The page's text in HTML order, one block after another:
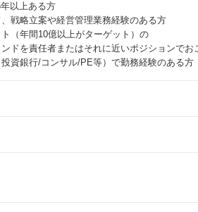
以上ある方
戦略立案や経営管理業務経験のある方
（年間10億以上がターゲット）の
ドを責任者またはそれに近いポジションでお
資銀行/コンサル/PE等）で勤務経験のある方